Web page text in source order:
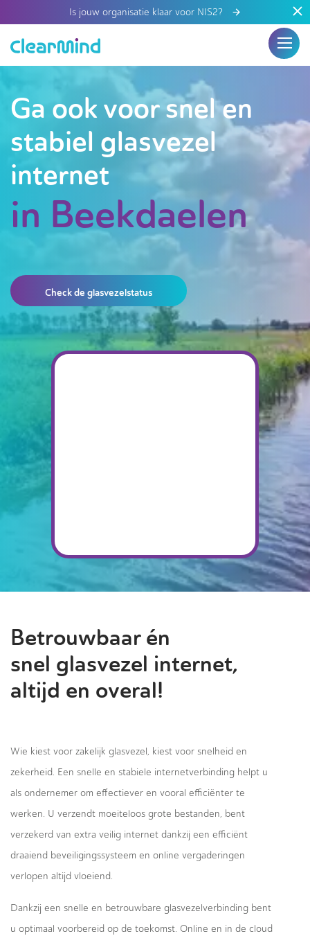
Is jouw organisatie klaar voor NIS2?
Ga ook voor snel en
stabiel glasvezel
internet
in Beekdaelen
Check de glasvezelstatus
Betrouwbaar én
snel glasvezel internet,
altijd en overal!
Wie kiest voor zakelijk glasvezel, kiest voor snelheid en
zekerheid. Een snelle en stabiele internetverbinding helpt u
als ondernemer om effectiever en vooral efficiënter te
werken. U verzendt moeiteloos grote bestanden, bent
verzekerd van extra veilig internet dankzij een efficiënt
draaiend beveiligingssysteem en online vergaderingen
verlopen altijd vloeiend.
Dankzij een snelle en betrouwbare glasvezelverbinding bent
u optimaal voorbereid op de toekomst. Online en in de cloud